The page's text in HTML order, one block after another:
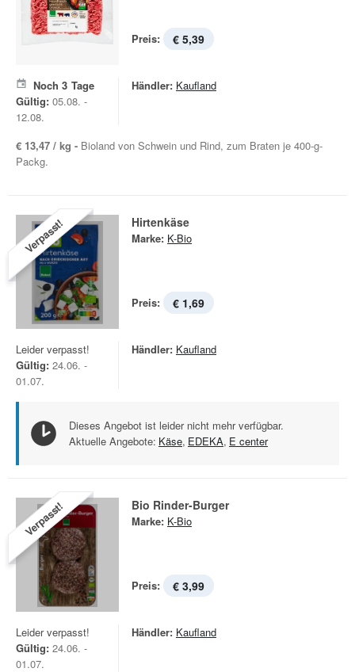
Preis: € 5,39
Noch 3 Tage
Gültig: 05.08. -
12.08.
Händler: Kaufland
€ 13,47 / kg - Bioland von Schwein und Rind, zum Braten je 400-g-
Packg.
Verpasst! Hirtenkäse
Marke: K-Bio
Preis: € 1,69
Leider verpasst!
Gültig: 24.06. -
01.07.
Händler: Kaufland
Dieses Angebot ist leider nicht mehr verfügbar.
Aktuelle Angebote: Käse, EDEKA, E center
Verpasst! Bio Rinder-Burger
Marke: K-Bio
Preis: € 3,99
Leider verpasst!
Gültig: 24.06. -
01.07.
Händler: Kaufland